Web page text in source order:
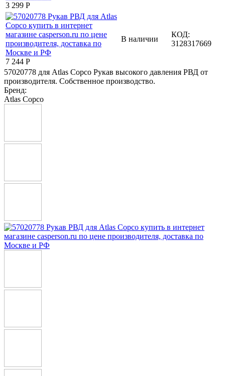
3 299 Р
7 244 Р
В наличии
КОД:
3128317669
57020778 для Atlas Copco Рукав высокого давления РВД от
производителя. Собственное производство.
Бренд:
Atlas Copco